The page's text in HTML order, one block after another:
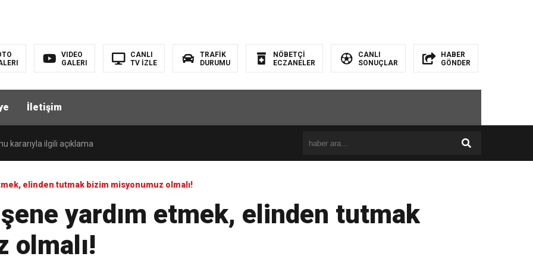
VIDEO
GALERI
CANLI
TV İZLE
TRAFİK
DURUMU
NÖBETÇİ
ECZANELER
CANLI
SONUÇLAR
HABER
GÖNDER
İletişim
kaç tane var?
kararıyla ilgili açıklama
İçin Plaj ve Havuz Güvenliği Derhâl Sağlanmalı!
bugün Kaleburnu’nda yapıldı
elinden tutmak bizim misyonumuz olmalı!
yardım etmek, elinden tutmak
olmalı!